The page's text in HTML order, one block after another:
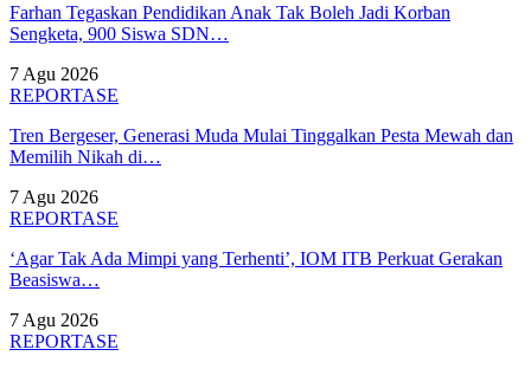
Farhan Tegaskan Pendidikan Anak Tak Boleh Jadi Korban
Sengketa, 900 Siswa SDN…
7 Agu 2026
REPORTASE
Tren Bergeser, Generasi Muda Mulai Tinggalkan Pesta Mewah dan
Memilih Nikah di…
7 Agu 2026
REPORTASE
‘Agar Tak Ada Mimpi yang Terhenti’, IOM ITB Perkuat Gerakan
Beasiswa…
7 Agu 2026
REPORTASE